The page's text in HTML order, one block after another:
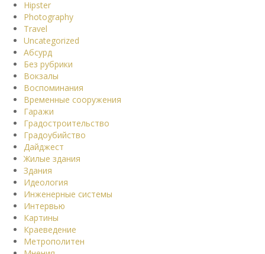
Hipster
Photography
Travel
Uncategorized
Абсурд
Без рубрики
Вокзалы
Воспоминания
Временные сооружения
Гаражи
Градостроительство
Градоубийство
Дайджест
Жилые здания
Здания
Идеология
Инженерные системы
Интервью
Картины
Краеведение
Метрополитен